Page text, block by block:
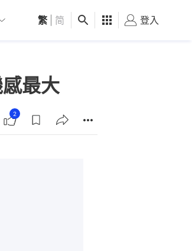
圳 觀點 健康 好食玩飛
繁 简 登入
最大
2